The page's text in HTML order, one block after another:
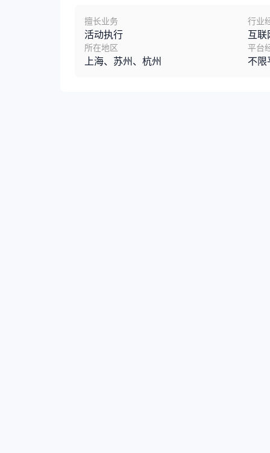
擅长业务
活动执行
所在地区
上海、苏州、杭州
行业
互联
平台
不限